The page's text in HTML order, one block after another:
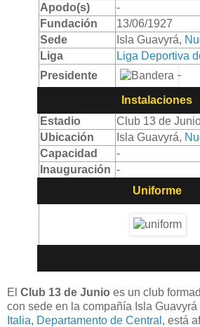
Apodo(s)
-
Fundación
13/06/1927
Sede
Isla Guavyrá,
Liga
Liga Deportiva
Presidente
-
Instalaciones
Estadio
Club 13 de
Ubicación
Isla Guavyrá,
Capacidad
-
Inauguración -
Uniforme
El Club 13 de Junio es un club
con sede en la compañía Isla
Italia, Departamento de Central , está